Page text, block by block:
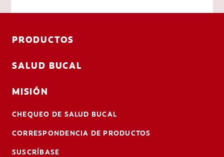
PRODUCTOS
SALUD BUCAL
MISIÓN
CHEQUEO DE SALUD BUCAL
CORRESPONDENCIA DE PRODUCTOS
SUSCRÍBASE